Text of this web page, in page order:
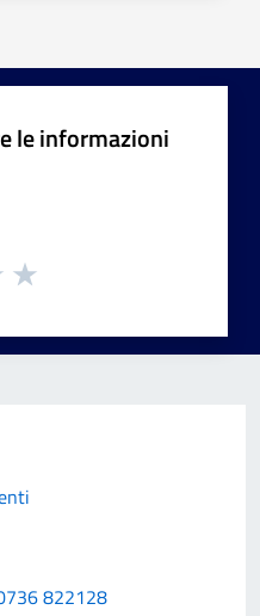
le informazioni
822128